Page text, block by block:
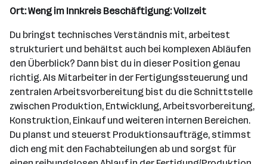
Ort: Weng im Innkreis Beschäftigung: Vollzeit
Du bringst technisches Verständnis mit, arbeitest
strukturiert und behältst auch bei komplexen Abläufen
den Überblick? Dann bist du in dieser Position genau
richtig. Als Mitarbeiter in der Fertigungssteuerung und
zentralen Arbeitsvorbereitung bist du die Schnittstelle
zwischen Produktion, Entwicklung, Arbeitsvorbereitung,
Konstruktion, Einkauf und weiteren internen Bereichen.
Du planst und steuerst Produktionsaufträge, stimmst
dich eng mit den Fachabteilungen ab und sorgst für